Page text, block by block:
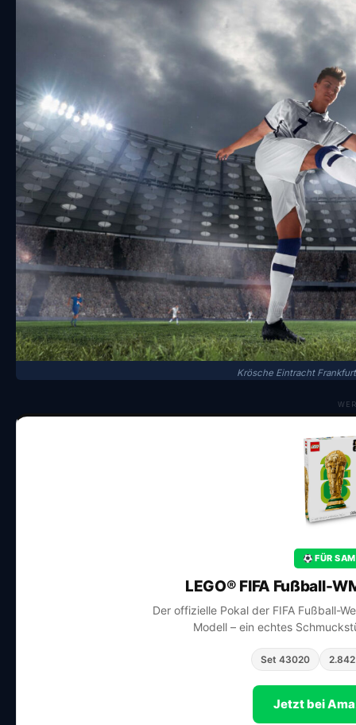
Krösche Eintracht
FÜR
LEGO® FIFA Fußball-
Der offizielle Pokal der FIFA Fußball-
Modell – ein echtes
Set 43020
Jetzt bei